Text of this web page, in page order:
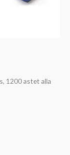
1200 astet alla